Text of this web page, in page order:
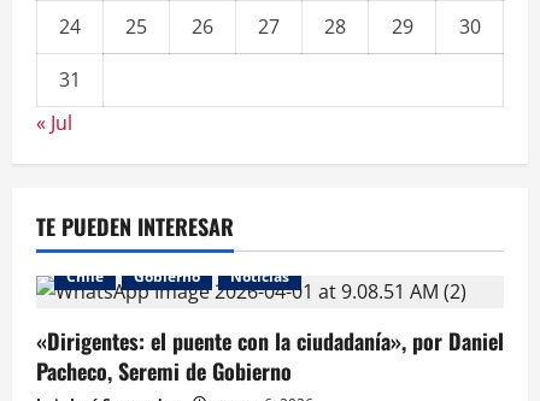
24
25 26 27 28 29
30
31
« Jul
TE PUEDEN INTERESAR
Chile Gobierno Noticias
«Dirigentes: el puente con la ciudadanía», por Daniel
Pacheco, Seremi de Gobierno